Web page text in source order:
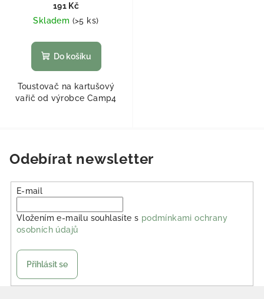
191 Kč
Skladem (>5 ks)
Do košíku
Toustovač na kartušový
vařič od výrobce Camp4
Odebírat newsletter
E-mail
Vložením e-mailu souhlasíte s podmínkami ochrany
osobních údajů
Přihlásit se